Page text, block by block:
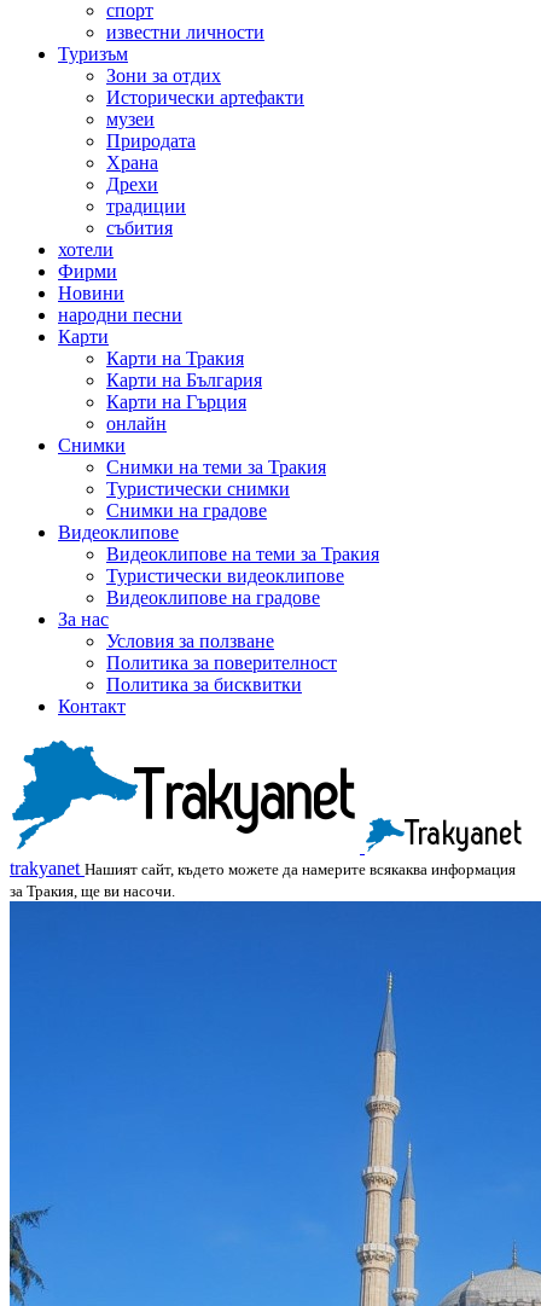
спорт
известни личности
Туризъм
Зони за отдих
Исторически артефакти
музеи
Природата
Храна
Дрехи
традиции
събития
хотели
Фирми
Новини
народни песни
Карти
Карти на Тракия
Карти на България
Карти на Гърция
онлайн
Снимки
Снимки на теми за Тракия
Туристически снимки
Снимки на градове
Видеоклипове
Видеоклипове на теми за Тракия
Туристически видеоклипове
Видеоклипове на градове
За нас
Условия за ползване
Политика за поверителност
Политика за бисквитки
Контакт
trakyanet Нашият сайт, където можете да намерите всякаква информация
за Тракия, ще ви насочи.